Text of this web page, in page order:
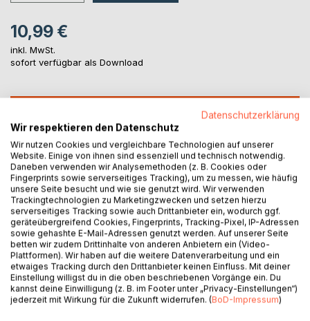
10,99 €
inkl. MwSt.
sofort verfügbar als Download
Auf die Merkliste
Titel bewerten
BESCHREIBUNG
Datenschutzerklärung
Wir respektieren den Datenschutz
Wir nutzen Cookies und vergleichbare Technologien auf unserer
Website. Einige von ihnen sind essenziell und technisch notwendig.
Daneben verwenden wir Analysemethoden (z. B. Cookies oder
Fingerprints sowie serverseitiges Tracking), um zu messen, wie häufig
unsere Seite besucht und wie sie genutzt wird. Wir verwenden
Trackingtechnologien zu Marketingzwecken und setzen hierzu
serverseitiges Tracking sowie auch Drittanbieter ein, wodurch ggf.
geräteübergreifend Cookies, Fingerprints, Tracking-Pixel, IP-Adressen
sowie gehashte E-Mail-Adressen genutzt werden. Auf unserer Seite
betten wir zudem Drittinhalte von anderen Anbietern ein (Video-
Plattformen). Wir haben auf die weitere Datenverarbeitung und ein
etwaiges Tracking durch den Drittanbieter keinen Einfluss. Mit deiner
Einstellung willigst du in die oben beschriebenen Vorgänge ein. Du
kannst deine Einwilligung (z. B. im Footer unter „Privacy-Einstellungen“)
jederzeit mit Wirkung für die Zukunft widerrufen. (BoD-Impressum)